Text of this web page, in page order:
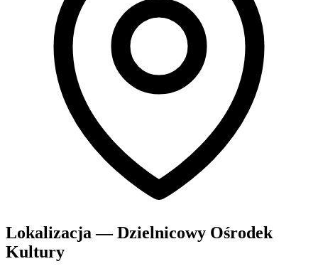
Lokalizacja — Dzielnicowy Ośrodek
Kultury